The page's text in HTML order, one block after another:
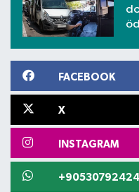
FACEBOOK
X
INSTAGRAM